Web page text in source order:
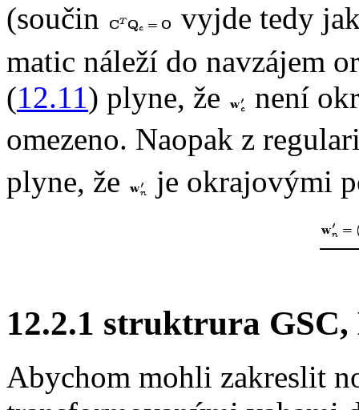
(součin
vyjde tedy
matic náleží do navzájem
(12.11) plyne, že
není
omezeno. Naopak z
plyne, že
je okrajovými
12.2.1 struktrura
Abychom mohli zakreslit